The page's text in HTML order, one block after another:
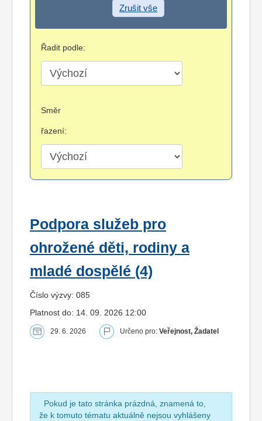
Zrušit vše
Řadit podle:
Směr
řazení:
Podpora služeb pro
ohrožené děti, rodiny a
mladé dospělé (4)
Číslo výzvy: 085
Platnost do: 14. 09. 2026 12:00
29. 6. 2026 Určeno pro: Veřejnost, Žadatel
Pokud je tato stránka prázdná, znamená to,
že k tomuto tématu aktuálně nejsou vyhlášeny